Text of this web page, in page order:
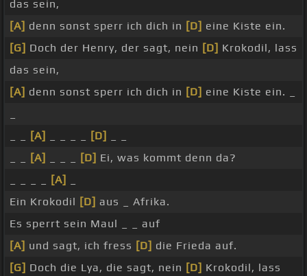
das sein,
[A] denn sonst sperr ich dich in [D] eine Kiste ein.
[G] Doch der Henry, der sagt, nein [D] Krokodil, lass
das sein,
[A] denn sonst sperr ich dich in [D] eine Kiste ein. _
[A] [D]
[A] [D] Ei, was kommt denn da?
[A]
Ein Krokodil [D] aus _ Afrika.
Es sperrt sein Maul _ _ auf
[A] und sagt, ich fress [D] die Frieda auf.
[G] Doch die Lya, die sagt, nein [D] Krokodil, lass